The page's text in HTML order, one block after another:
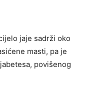
jaje sadrži oko
masti, pa je
povišenog